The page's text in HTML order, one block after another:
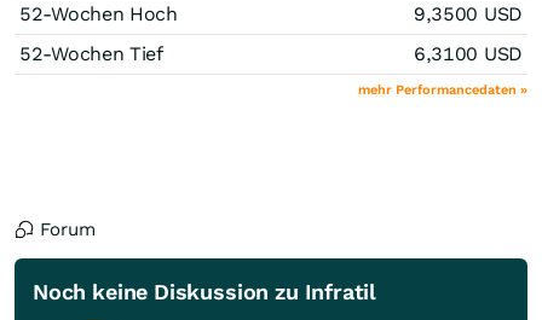
52-Wochen Hoch
9,3500 USD
52-Wochen Tief
6,3100 USD
mehr Performancedaten »
Forum
Noch keine Diskussion zu Infratil